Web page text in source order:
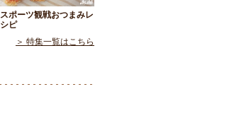
スポーツ観戦おつまみレ
シピ
＞ 特集一覧はこちら